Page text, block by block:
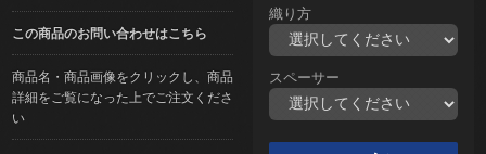
この商品のお問い合わせはこちら
商品名・商品画像をクリックし、商品
詳細をご覧になった上でご注文くださ
い
織り方
スペーサー